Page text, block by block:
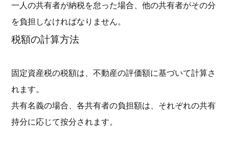
一人の共有者が納税を怠った場合、他の共有者がその分
を負担しなければなりません。
税額の計算方法
固定資産税の税額は、不動産の評価額に基づいて計算さ
れます。
共有名義の場合、各共有者の負担額は、それぞれの共有
持分に応じて按分されます。